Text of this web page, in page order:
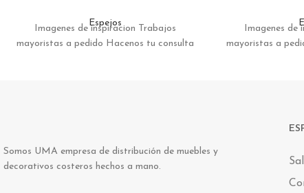
Espejos
Imagenes de inspiracion Trabajos
mayoristas a pedido Hacenos tu consulta
Imagenes de
mayoristas a
Somos UMA empresa de distribución de muebles y
decorativos costeros hechos a mano.